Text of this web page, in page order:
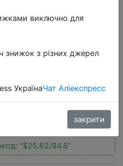
DEERMA
в форме крыла,
руб.
"$25.62/84.8"
виключно для
знижок з різних джерел
УкраїнаЧат Аліекспресс
закрити